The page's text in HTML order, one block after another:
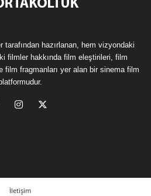
hazırlanan, hem vizyondaki
filmler hakkında film eleştirileri, film
film fragmanları yer alan bir sinema film
İletişim